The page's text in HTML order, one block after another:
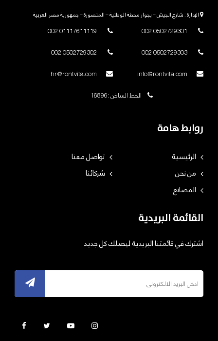
الإدارة : شارع الجيش – بجوار محطة الوطنية – المنصورة – جمهورية مصر العربية
الخط الساخن :16896
روابط هامة
الرئيسية
تواصل معنا
من نحن
شركائنا
المصانع
القائمة البريدية
اشترك في قائمتنا البريدية ليصلك كل جديد